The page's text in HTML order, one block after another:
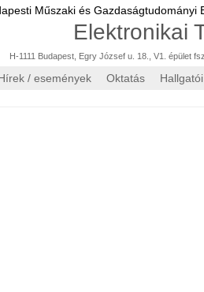
Műszaki és Gazdaságtudományi
Elektronikai
H-1111 Budapest, Egry József u. 18., V1. épület
/ események Oktatás